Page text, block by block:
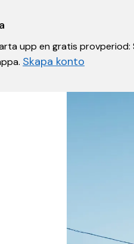
upp en gratis
Skapa konto